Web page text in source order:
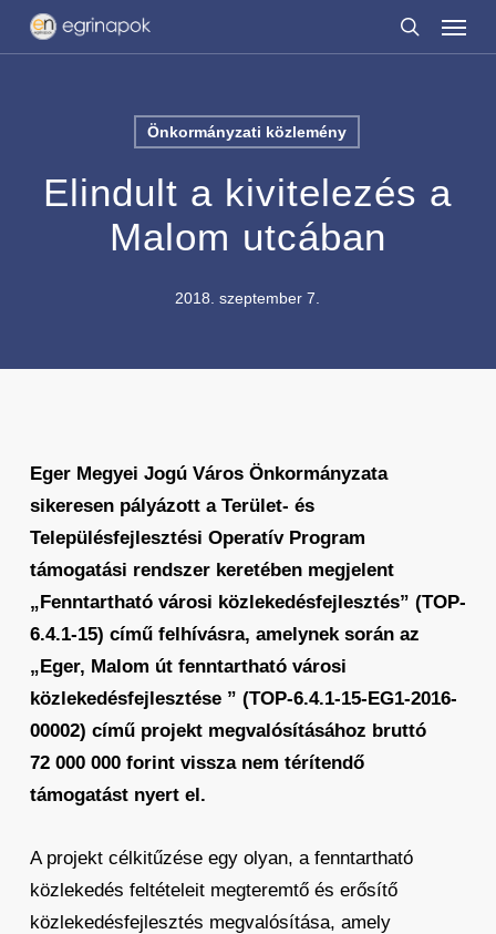
Skip
search
Menu
Önkormányzati közlemény
Elindult a kivitelezés a
Malom utcában
2018. szeptember 7.
Eger Megyei Jogú Város Önkormányzata
sikeresen pályázott a Terület- és
Településfejlesztési Operatív Program
támogatási rendszer keretében megjelent
„Fenntartható városi közlekedésfejlesztés” (TOP-
6.4.1-15) című felhívásra, amelynek során az
„Eger, Malom út fenntartható városi
közlekedésfejlesztése ” (TOP-6.4.1-15-EG1-2016-
00002) című projekt megvalósításához bruttó
72 000 000 forint vissza nem térítendő
támogatást nyert el.
A projekt célkitűzése egy olyan, a fenntartható
közlekedés feltételeit megteremtő és erősítő
közlekedésfejlesztés megvalósítása, amely